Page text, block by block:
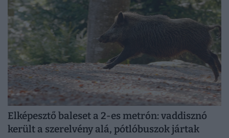
Elképesztő baleset a 2-es metrón: vaddisznó
került a szerelvény alá, pótlóbuszok jártak